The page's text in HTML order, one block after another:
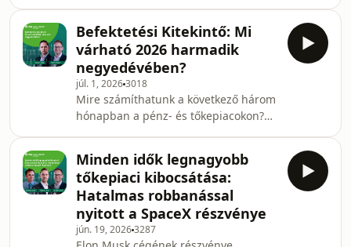
feszültség valódi nyertese és hogy
hogyan áll most
hogyan került kilátásba kamatvágás
helyett kamatemelés? És meddig
gyengülhet a japán jen? Az OTP
Global Markets legfrissebb részében
szóba került a Hormuzi-szoros
hatásának gyengülése, Kevin Warsh
és a Fed inflációs dilemmája, az
amerikai adósságfinanszírozás átrend
Befektetési Kitekintő: Mi
várható 2026 harmadik
negyedévében?
júl. 1, 20263018
Mire számíthatunk a következő három
hónapban a pénz- és tőkepiacokon?
befektetői szemmel? Az OTP Bank friss
Befektetési Kitekintőjéről Sándor
Dávid, az OTP Global Markets Multi-
Asset Elemzési osztályának vezetője
és Eppich Győző, az OTP Bank
Minden idők legnagyobb
tőkepiaci kibocsátása:
Hatalmas robbanással
nyitott a SpaceX részvénye
jún. 19, 20263287